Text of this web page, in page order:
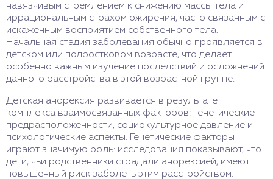
навязчивым стремлением к снижению массы тела и
иррациональным страхом ожирения, часто связанным с
искаженным восприятием собственного тела.
Начальная стадия заболевания обычно проявляется в
детском или подростковом возрасте, что делает
особенно важным изучение последствий и осложнений
данного расстройства в этой возрастной группе.
Детская анорексия развивается в результате
комплекса взаимосвязанных факторов: генетические
предрасположенности, социокультурное давление и
психологические аспекты. Генетические факторы
играют значимую роль: исследования показывают, что
дети, чьи родственники страдали анорексией, имеют
повышенный риск заболеть этим расстройством.